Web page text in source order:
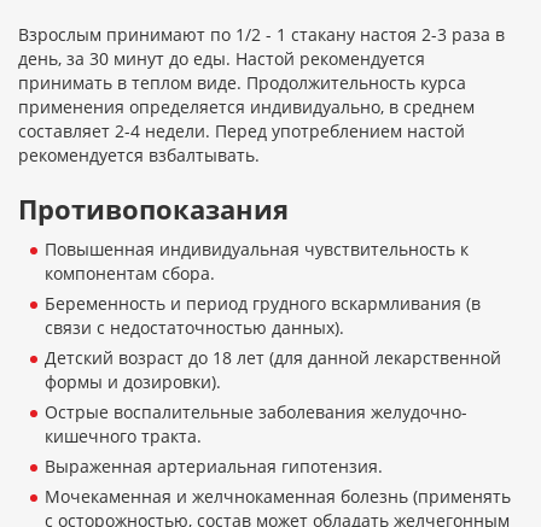
Взрослым принимают по 1/2 - 1 стакану настоя 2-3 раза в
день, за 30 минут до еды. Настой рекомендуется
принимать в теплом виде. Продолжительность курса
применения определяется индивидуально, в среднем
составляет 2-4 недели. Перед употреблением настой
рекомендуется взбалтывать.
Противопоказания
Повышенная индивидуальная чувствительность к
компонентам сбора.
Беременность и период грудного вскармливания (в
связи с недостаточностью данных).
Детский возраст до 18 лет (для данной лекарственной
формы и дозировки).
Острые воспалительные заболевания желудочно-
кишечного тракта.
Выраженная артериальная гипотензия.
Мочекаменная и желчнокаменная болезнь (применять
с осторожностью, состав может обладать желчегонным